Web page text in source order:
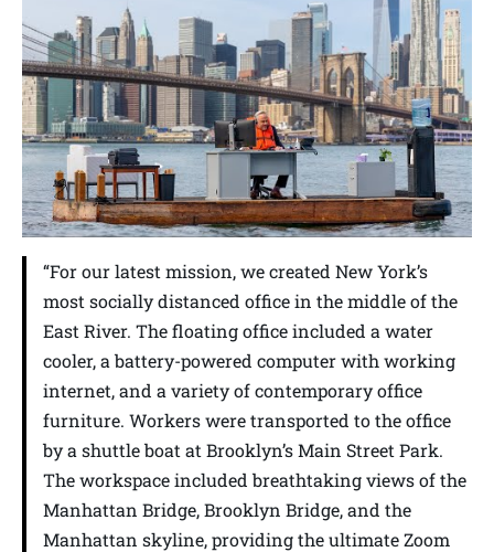
“For our latest mission, we created New York’s
most socially distanced office in the middle of the
East River. The floating office included a water
cooler, a battery-powered computer with working
internet, and a variety of contemporary office
furniture. Workers were transported to the office
by a shuttle boat at Brooklyn’s Main Street Park.
The workspace included breathtaking views of the
Manhattan Bridge, Brooklyn Bridge, and the
Manhattan skyline, providing the ultimate Zoom